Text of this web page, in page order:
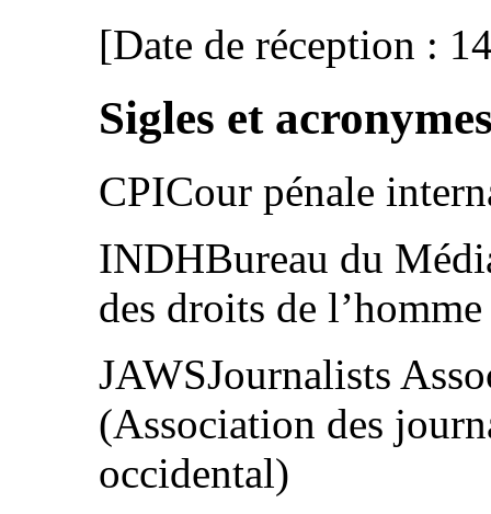
[Date de réception :
Sigles et
CPICour pénale
INDHBureau du
des droits de l’homme
JAWSJournalists
(Association des
occidental)